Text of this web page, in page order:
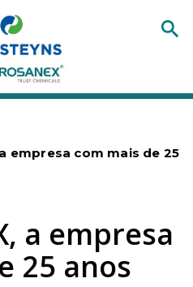
a empresa com mais de 25
a empresa
25 anos